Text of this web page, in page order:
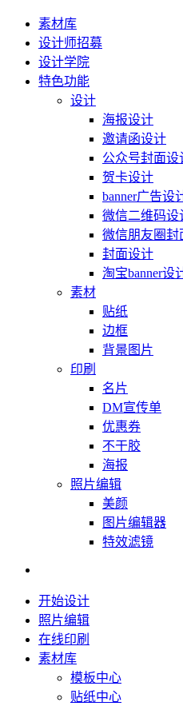
素材库
设计师招募
设计学院
特色功能
设计
海报设计
邀请函设计
公众号封面设
贺卡设计
banner广告设
微信二维码设
微信朋友圈封
封面设计
淘宝banner设
素材
贴纸
边框
背景图片
印刷
名片
DM宣传单
优惠券
不干胶
海报
照片编辑
美颜
图片编辑器
特效滤镜
开始设计
照片编辑
在线印刷
素材库
模板中心
贴纸中心